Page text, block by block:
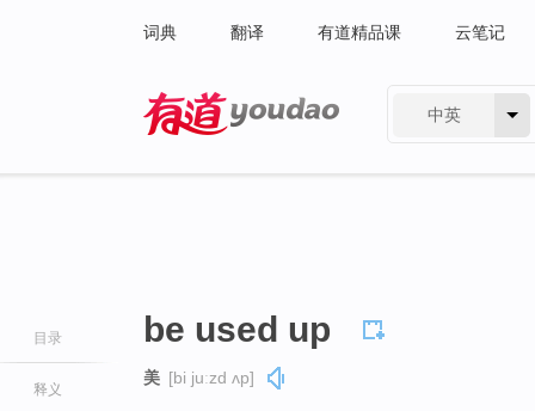
词典 翻译 有道精品课 云笔记
中英
目录
释义
be used up
美 [bi juːzd ʌp]